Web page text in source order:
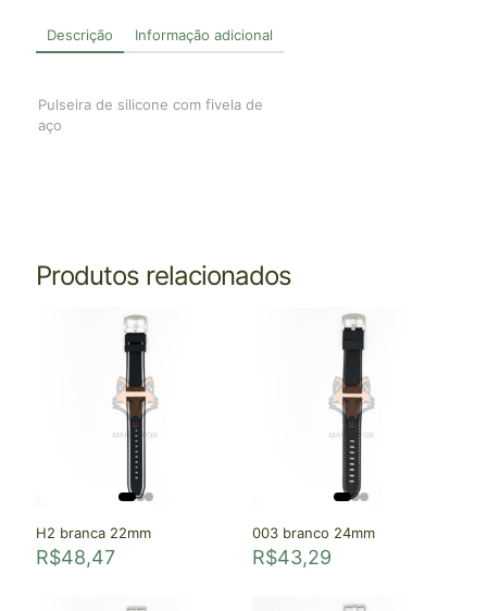
Descrição Informação adicional
Pulseira de silicone com fivela de
aço
Produtos relacionados
H2 branca 22mm
R$48,47
003 branco 24mm
R$43,29